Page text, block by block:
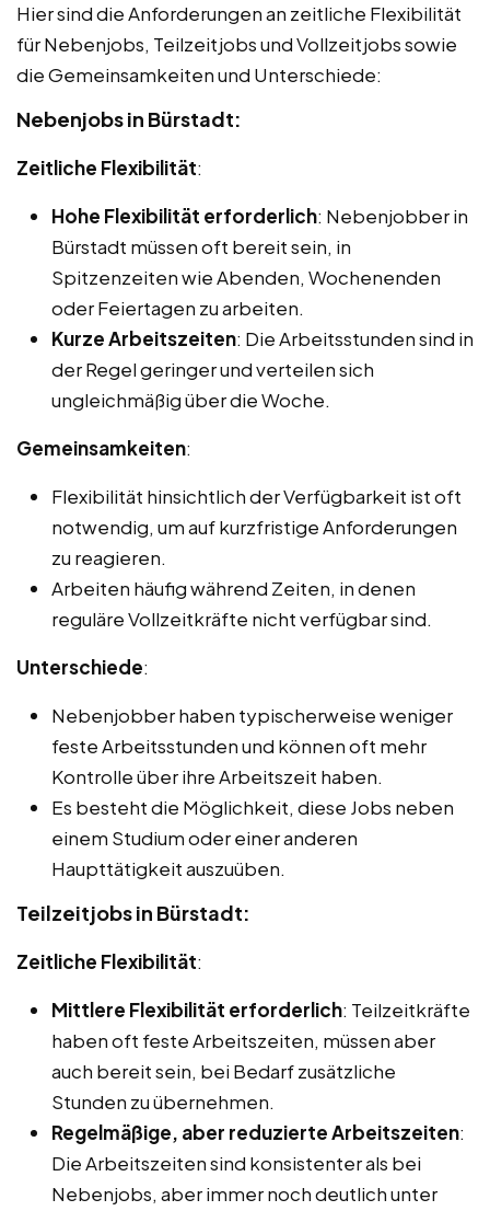
Hier sind die Anforderungen an zeitliche Flexibilität
für Nebenjobs, Teilzeitjobs und Vollzeitjobs sowie
die Gemeinsamkeiten und Unterschiede:
Nebenjobs in Bürstadt:
Zeitliche Flexibilität:
Hohe Flexibilität erforderlich: Nebenjobber in
Bürstadt müssen oft bereit sein, in
Spitzenzeiten wie Abenden, Wochenenden
oder Feiertagen zu arbeiten.
Kurze Arbeitszeiten: Die Arbeitsstunden sind in
der Regel geringer und verteilen sich
ungleichmäßig über die Woche.
Gemeinsamkeiten:
Flexibilität hinsichtlich der Verfügbarkeit ist oft
notwendig, um auf kurzfristige Anforderungen
zu reagieren.
Arbeiten häufig während Zeiten, in denen
reguläre Vollzeitkräfte nicht verfügbar sind.
Unterschiede:
Nebenjobber haben typischerweise weniger
feste Arbeitsstunden und können oft mehr
Kontrolle über ihre Arbeitszeit haben.
Es besteht die Möglichkeit, diese Jobs neben
einem Studium oder einer anderen
Haupttätigkeit auszuüben.
Teilzeitjobs in Bürstadt:
Zeitliche Flexibilität:
Mittlere Flexibilität erforderlich: Teilzeitkräfte
haben oft feste Arbeitszeiten, müssen aber
auch bereit sein, bei Bedarf zusätzliche
Stunden zu übernehmen.
Regelmäßige, aber reduzierte Arbeitszeiten:
Die Arbeitszeiten sind konsistenter als bei
Nebenjobs, aber immer noch deutlich unter